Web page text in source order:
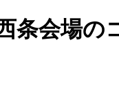
条会場の